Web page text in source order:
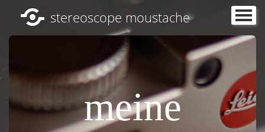
stereoscope moustache
meine
Startseite
Leistungen und Anleitung
Anleitung 3D Fotografie